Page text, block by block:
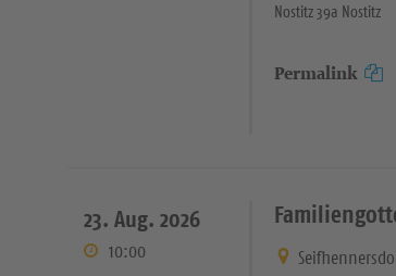
Nostitz 39a Nostitz
Permalink
23. Aug. 2026
10:00